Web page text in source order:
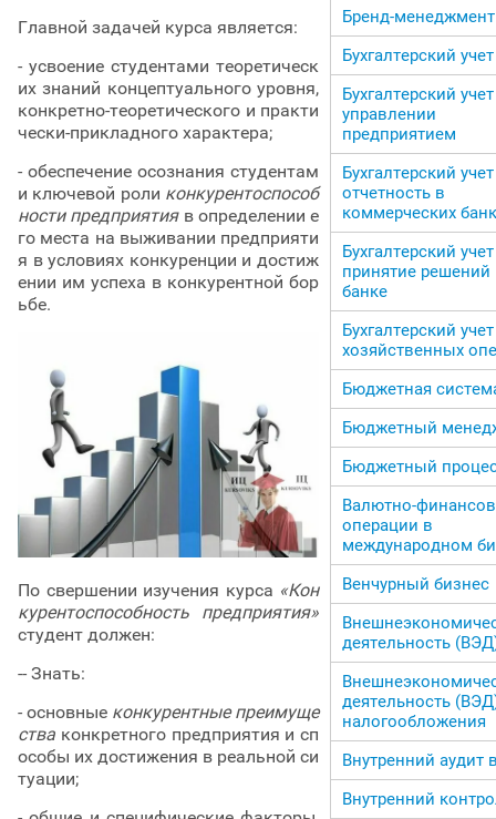
Главной задачей курса является:
- усвоение студентами теоретическ
их знаний концептуального уровня,
конкретно-теоретического и практи
чески-прикладного характера;
- обеспечение осознания студентам
и ключевой роли конкурентоспособ
ности предприятияв определении е
го места на выживании предприяти
я в условиях конкуренции и достиж
ении им успеха в конкурентной бор
ьбе.
По свершении изучения курса «Кон
курентоспособность предприятия»
студент должен:
-- Знать:
- основные конкурентные преимуще
ства конкретного предприятия и сп
особы их достижения в реальной си
туации;
Бренд-менеджмент
Бухгалтерский учет
Бухгалтерский
управлении
предприятием
Бухгалтерский
отчетность в
коммерческих
Бухгалтерский
принятие решений
банке
Бухгалтерский учет
хозяйственных
Бюджетная
Бюджетный
Бюджетный
Валютно-
операции в
международном
Венчурный бизнес
деятельность
деятельность
налогообложения
Внутренний аудит
Внутренний